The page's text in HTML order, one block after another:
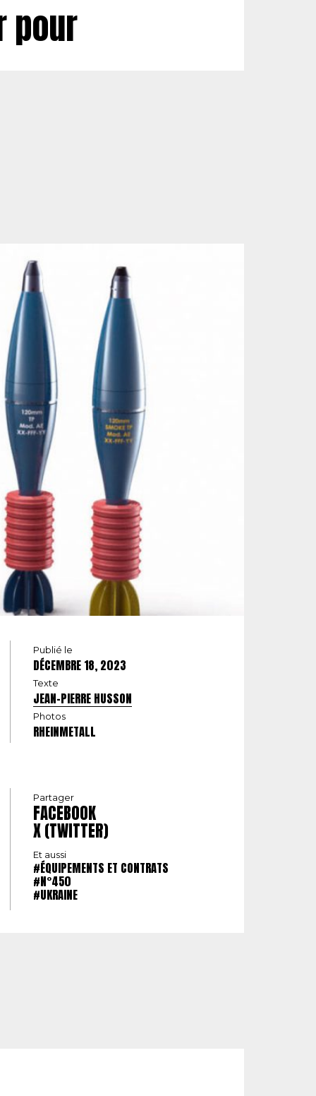
pour
Publié le
DÉCEMBRE 18, 2023
Texte
JEAN-PIERRE HUSSON
Photos
RHEINMETALL
Partager
FACEBOOK
X (TWITTER)
Et aussi
#ÉQUIPEMENTS ET CONTRATS
#N°450
#UKRAINE